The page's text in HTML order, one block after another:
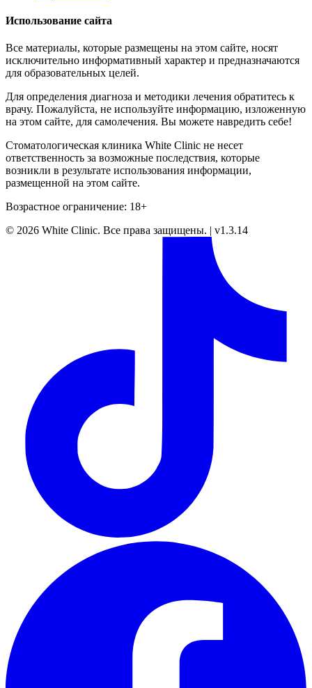
Использование сайта
Все материалы, которые размещены на этом сайте, носят
исключительно информативный характер и предназначаются
для образовательных целей.
Для определения диагноза и методики лечения обратитесь к
врачу. Пожалуйста, не используйте информацию, изложенную
на этом сайте, для самолечения. Вы можете навредить себе!
Стоматологическая клиника White Clinic не несет
ответственность за возможные последствия, которые
возникли в результате использования информации,
размещенной на этом сайте.
Возрастное ограничение: 18+
© 2026 White Clinic. Все права защищены. | v1.3.14